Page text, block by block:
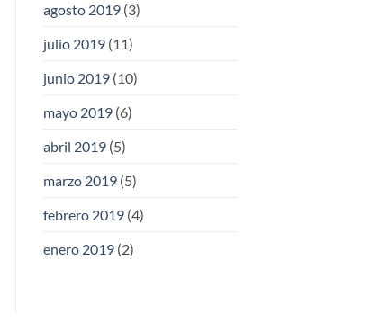
agosto 2019(3)
julio 2019(11)
junio 2019(10)
mayo 2019(6)
abril 2019(5)
marzo 2019(5)
febrero 2019(4)
enero 2019(2)